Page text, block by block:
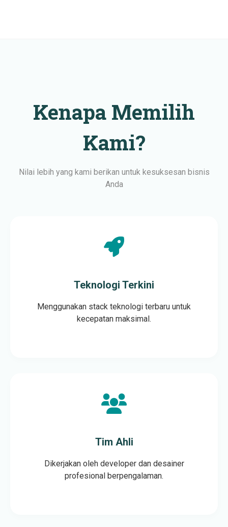
Kenapa Memilih
Kami?
Nilai lebih yang kami berikan untuk kesuksesan bisnis
Anda
Teknologi Terkini
Menggunakan stack teknologi terbaru untuk
kecepatan maksimal.
Tim Ahli
Dikerjakan oleh developer dan desainer
profesional berpengalaman.